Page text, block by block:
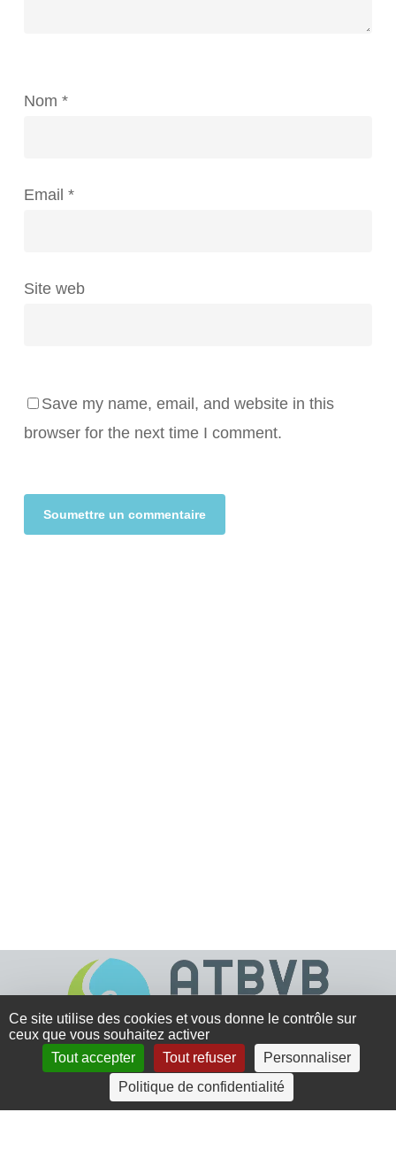
Nom *
Email *
Site web
Save my name, email, and website in this
browser for the next time I comment.
4 rue Crec’h-Ugen
22810 Belle Isle en Terre
Ce site utilise des cookies et vous donne le contrôle sur
ceux que vous souhaitez activer
Tout accepter
Tout refuser
Personnaliser
Politique de confidentialité